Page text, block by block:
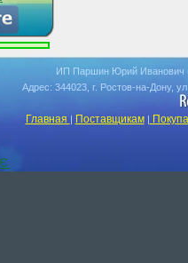
ИП Паршин Юрий Иванович
Адрес: 344023, г. Ростов-на-Дону,
Главная | Поставщикам|